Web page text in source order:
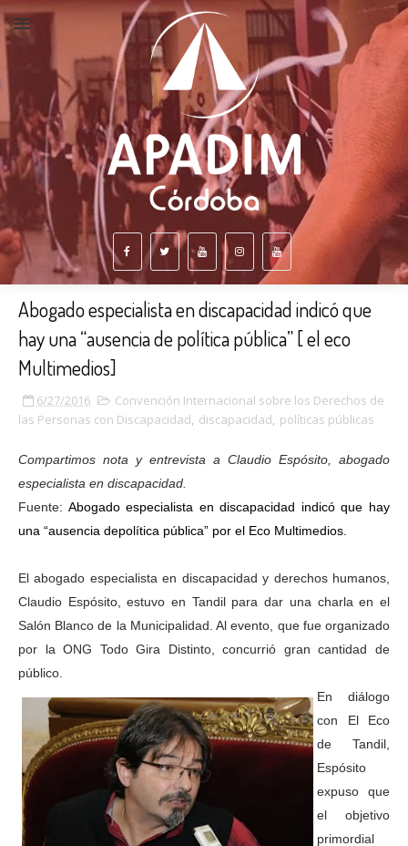
Abogado especialista en discapacidad indicó que
hay una “ausencia de política pública” [ el eco
Multimedios]
6/27/2016
Convención Internacional sobre los Derechos de
las Personas con Discapacidad, discapacidad, políticas públicas
Compartimos nota y entrevista a Claudio Espósito, abogado
especialista en discapacidad.
Fuente: Abogado especialista en discapacidad indicó que hay
una “ausencia depolítica pública” por el Eco Multimedios.
El abogado especialista en discapacidad y derechos humanos,
Claudio Espósito, estuvo en Tandil para dar una charla en el
Salón Blanco de la Municipalidad. Al evento, que fue organizado
por la ONG Todo Gira Distinto, concurrió gran cantidad de
público.
En diálogo
con El Eco
de Tandil,
Espósito
expuso que
el objetivo
primordial